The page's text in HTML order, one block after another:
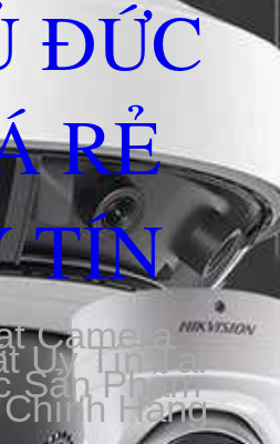
ĐỨC
RẺ
TÍN
Camera
Uy Tín Tại
Sản Phẩm
Hãng